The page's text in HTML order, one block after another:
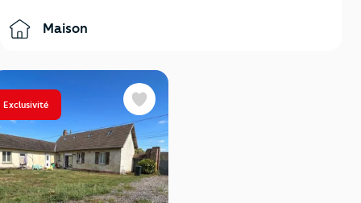
Maison
Exclusivité Favoris